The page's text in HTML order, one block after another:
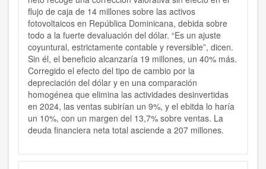
flujo de caja de 14 millones sobre las activos
fotovoltaicos en República Dominicana, debida sobre
todo a la fuerte devaluación del dólar. “Es un ajuste
coyuntural, estrictamente contable y reversible”, dicen.
Sin él, el beneficio alcanzaría 19 millones, un 40% más.
Corregido el efecto del tipo de cambio por la
depreciación del dólar y en una comparación
homogénea que elimina las actividades desinvertidas
en 2024, las ventas subirían un 9%, y el ebitda lo haría
un 10%, con un margen del 13,7% sobre ventas. La
deuda financiera neta total asciende a 207 millones.